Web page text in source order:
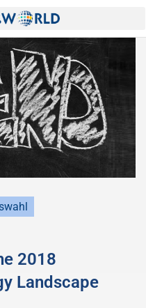
2018
Landscape